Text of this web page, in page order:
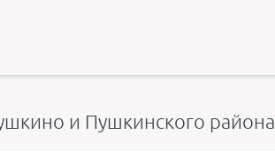
и Пушкинского района